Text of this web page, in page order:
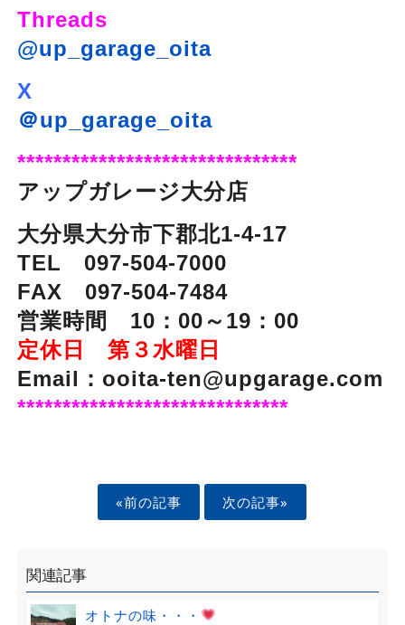
Threads
@up_garage_oita
X
＠up_garage_oita
*******************************
アップガレージ大分店
大分県大分市下郡北1-4-17
TEL 097-504-7000
FAX 097-504-7484
営業時間 10：00～19：00
定休日 第３水曜日
Email：ooita-ten@upgarage.com
******************************
«前の記事 次の記事»
関連記事
オトナの味・・・